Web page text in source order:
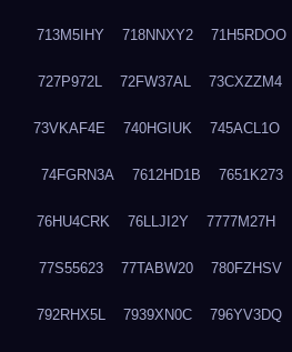
713M5IHY 718NNXY2 71H5RDOO
727P972L 72FW37AL 73CXZZM4
73VKAF4E 740HGIUK 745ACL1O
74FGRN3A 7612HD1B 7651K273
76HU4CRK 76LLJI2Y 7777M27H
77S55623 77TABW20 780FZHSV
792RHX5L 7939XN0C 796YV3DQ